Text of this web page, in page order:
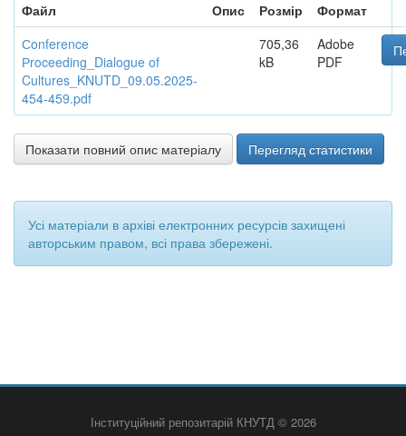
Файл
Опис Розмір
Формат
Сonference
Рroceeding_Dialogue of
Cultures_KNUTD_09.05.2025-
454-459.pdf
705,36
kB
Adobe
PDF
Показати повний опис матеріалу Перегляд статистики
Усі матеріали в архіві електронних ресурсів захищені
авторським правом, всі права збережені.
Інституційний репозитарій КНУТД © 2026